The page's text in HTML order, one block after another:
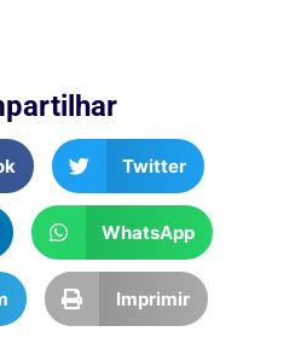
Twitter
WhatsApp
Imprimir